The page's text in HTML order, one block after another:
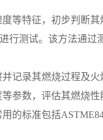
等特征，初步判断其
行测试。该方法通过
记录其燃烧过程及火
参数，评估其燃烧性
的标准包括